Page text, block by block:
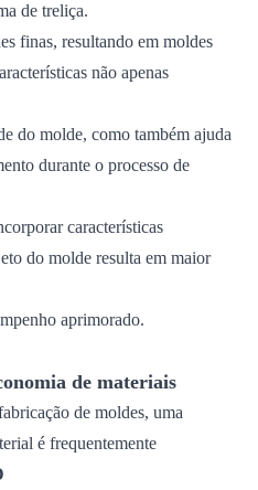
de treliça.
finas, resultando em moldes
não apenas
do molde, como também ajuda
durante o processo de
características
do molde resulta em maior
aprimorado.
de materiais
de moldes, uma
é frequentemente